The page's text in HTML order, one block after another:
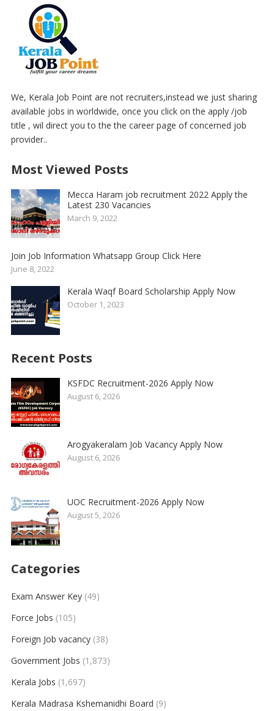
We, Kerala Job Point are not recruiters,instead we just sharing
available jobs in worldwide, once you click on the apply /job
title , wil direct you to the the career page of concerned job
provider..
Most Viewed Posts
Mecca Haram job recruitment 2022 Apply the
Latest 230 Vacancies
March 9, 2022
Join Job Information Whatsapp Group Click Here
June 8, 2022
Kerala Waqf Board Scholarship Apply Now
October 1, 2023
Recent Posts
KSFDC Recruitment-2026 Apply Now
August 6, 2026
Arogyakeralam Job Vacancy Apply Now
August 6, 2026
UOC Recruitment-2026 Apply Now
August 5, 2026
Categories
Exam Answer Key(49)
Force Jobs (105)
Foreign Job vacancy(38)
Government Jobs (1,873)
Kerala Jobs (1,697)
Kerala Madrasa Kshemanidhi Board (9)